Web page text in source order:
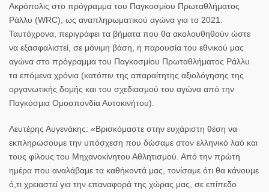
Ακρόπολις στο πρόγραμμα του Παγκοσμίου Πρωταθλήματος
Ράλλυ (WRC), ως αναπληρωματικού αγώνα για το 2021.
Ταυτόχρονα, περιγράφει τα βήματα που θα ακολουθηθούν ώστε
να εξασφαλιστεί, σε μόνιμη βάση, η παρουσία του εθνικού μας
αγώνα στο πρόγραμμα του Παγκοσμίου Πρωταθλήματος Ράλλυ
τα επόμενα χρόνια (κατόπιν της απαραίτητης αξιολόγησης της
οργανωτικής δομής και του σχεδιασμού του αγώνα από την
Παγκόσμια Ομοσπονδία Αυτοκινήτου).
Λευτέρης Αυγενάκης: «Βρισκόμαστε στην ευχάριστη θέση να
εκπληρώσουμε την υπόσχεση που δώσαμε στον ελληνικό λαό και
τους φίλους του Μηχανοκίνητου Αθλητισμού. Από την πρώτη
ημέρα που αναλάβαμε τα καθήκοντά μας, τονίσαμε ότι θα κάνουμε
ό,τι χρειαστεί για την επαναφορά της χώρας μας, σε επίπεδο